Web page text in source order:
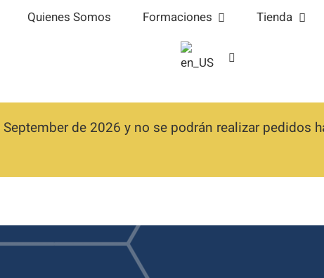
Quienes Somos Formaciones Tienda
de 2026 y no se podrán realizar pedidos